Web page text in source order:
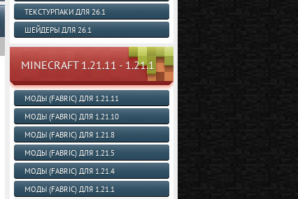
ТЕКСТУРПАКИ ДЛЯ 26.1
ШЕЙДЕРЫ ДЛЯ 26.1
MINECRAFT 1.21.11 - 1.21.1
МОДЫ (FABRIC) ДЛЯ 1.21.11
МОДЫ (FABRIC) ДЛЯ 1.21.10
МОДЫ (FABRIC) ДЛЯ 1.21.8
МОДЫ (FABRIC) ДЛЯ 1.21.5
МОДЫ (FABRIC) ДЛЯ 1.21.4
МОДЫ (FABRIC) ДЛЯ 1.21.1